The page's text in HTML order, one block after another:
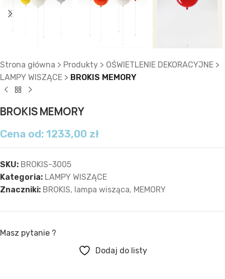
Strona główna > Produkty > OŚWIETLENIE DEKORACYJNE >
LAMPY WISZĄCE > BROKIS MEMORY
BROKIS MEMORY
Cena od: 1233,00 zł
SKU: BROKIS-3005
Kategoria: LAMPY WISZĄCE
Znaczniki: BROKIS, lampa wisząca, MEMORY
Masz pytanie ?
Dodaj do listy